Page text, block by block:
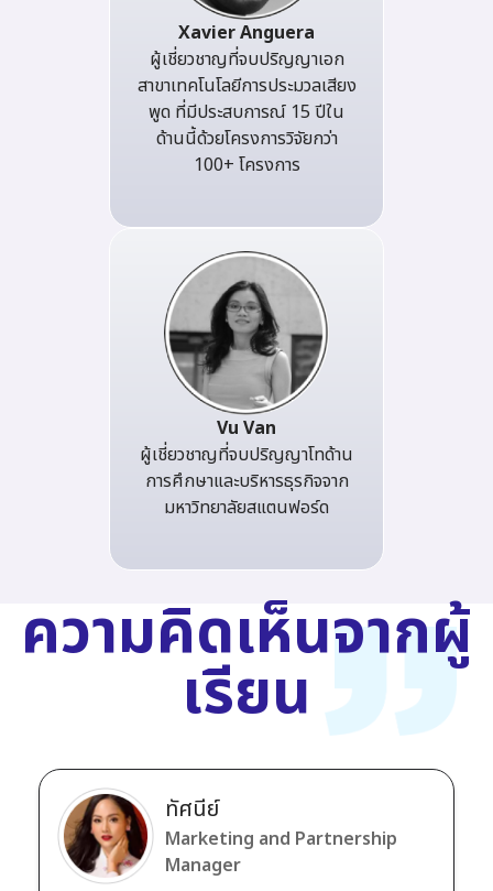
Xavier Anguera
ผู้เชี่ยวชาญที่จบปริญญาเอก
สาขาเทคโนโลยีการประมวลเสียง
พูด ที่มีประสบการณ์ 15 ปีใน
ด้านนี้ด้วยโครงการวิจัยกว่า
100+ โครงการ
Vu Van
ผู้เชี่ยวชาญที่จบปริญญาโทด้าน
การศึกษาและบริหารธุรกิจจาก
มหาวิทยาลัยสแตนฟอร์ด
ความคิดเห็นจากผู้
เรียน
ทัศนีย์
Marketing and Partnership
Manager